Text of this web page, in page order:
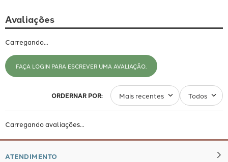
Avaliações
Carregando…
FAÇA LOGIN PARA ESCREVER UMA AVALIAÇÃO.
Mais recentes Todos
Carregando avaliações…
ATENDIMENTO